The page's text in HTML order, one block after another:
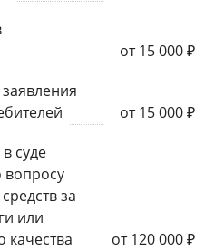
от 15 000 ₽
от 15 000 ₽
суде
вопросу
за
или
качества
от 120 000 ₽